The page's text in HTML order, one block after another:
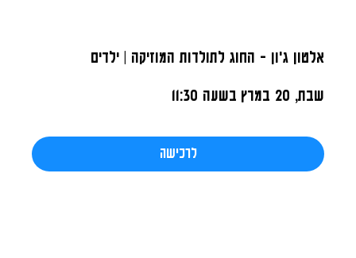
אלטון ג'ון - החוג לתולדות המוזיקה | ילדים
שבת, 20 במרץ בשעה 11:30
לרכישה